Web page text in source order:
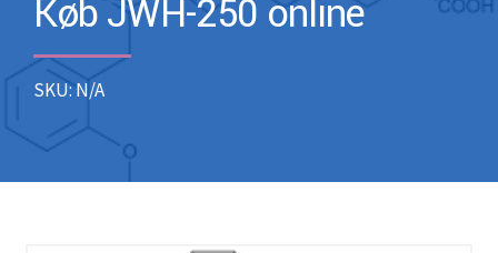
Køb JWH-250 online
SKU: N/A